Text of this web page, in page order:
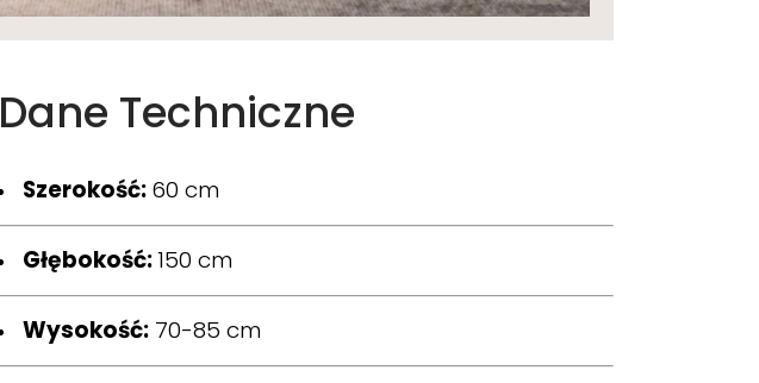
Dane Techniczne
Szerokość:60 cm
Głębokość:150 cm
Wysokość:70-85 cm